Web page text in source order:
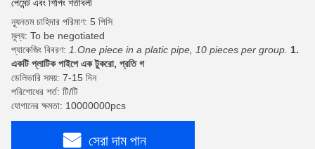
পেমেন্ট এবং শিপিং শর্তাবলী
ন্যূনতম চাহিদার পরিমাণ: 5 পিসি
মূল্য: To be negotiated
প্যাকেজিং বিবরণ: 1.One piece in a platic pipe, 10 pieces per group. 1.
একটি প্লাটিক পাইপে এক টুকরো, প্রতি গ
ডেলিভারি সময়: 7-15 দিন
পরিশোধের শর্ত: টি/টি
যোগানের ক্ষমতা: 10000000pcs
সেরা দাম পান